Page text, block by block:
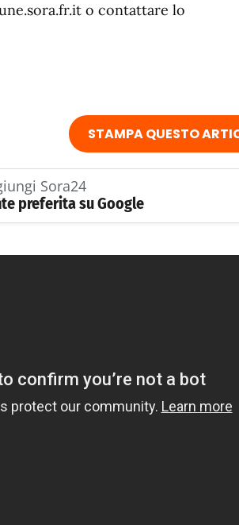
o contattare lo
STAMPA QUESTO
Sora24
preferita su Google